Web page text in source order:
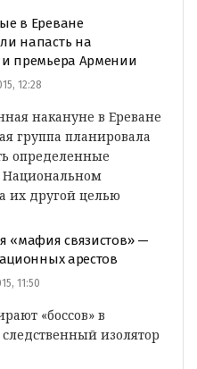
в Ереване
напасть на
премьера Армении
12:28
накануне в Ереване
группа планировала
определенные
Национальном
их другой целью
«мафия связистов» —
арестов
11:50
«боссов» в
изолятор